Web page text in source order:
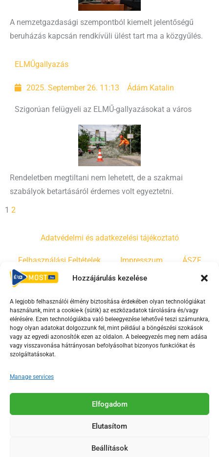
Hozzájárulás kezelése
A legjobb felhasználói élmény biztosítása érdekében olyan technológiákat
használunk, mint a cookie-k (sütik) az eszközadatok tárolására és/vagy
elérésére. Ezen technológiákba való beleegyezése lehetővé teszi számunkra,
hogy olyan adatokat dolgozzunk fel, mint például a böngészési szokások
vagy az egyedi azonosítók ezen az oldalon. A beleegyezés meg nem adása
vagy visszavonása hátrányosan befolyásolhat bizonyos funkciókat és
szolgáltatásokat.
Manage services
Elfogadom
Elutasítom
Beállítások
A nemzetgazdasági szempontból kiemelt jelentőségű
beruházás kapcsán rendkívüli ülést tart ma a közgyűlés.
ELMŰgallyazás
2025. September 26. 11:13 Ádám Katalin
Szigorúan felügyeli az ELMŰ-gallyazásokat a város
Rendeletben megtiltani nem lehetett, de a szakmai
szabályok betartásáról érdemes volt egyeztetni.
1 2
Adatvédelmi és adatkezelési tájékoztató
Felhasználási Feltételek Impresszum ÁSZF
Irányelvek Moderálási szabályzat
F
a
c
e
o
o
-
Y
o
u
t
b
e
s
T
i
k
Az Érd Média médiaszolgáltatási tevékenységét a
Médiatanács a Magyar Média Mecenatúra program
2018-2026. © Minden jog fenntartva, Érd Megyei Jogú Város